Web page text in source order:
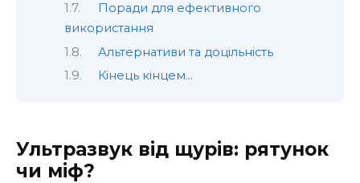
Поради для ефективного
використання
Альтернативи та доцільність
Кінець кінцем…
Ультразвук від щурів: рятунок
чи міф?